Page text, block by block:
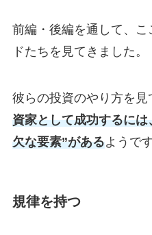
前編・後編を通して、
ドたちを見てきました。
彼らの投資のやり方を見
資家として成功するに
欠な要素”があるようです
規律を持つ